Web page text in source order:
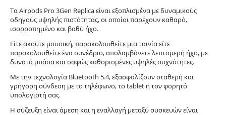
Τα Airpods Pro 3Gen Replica είναι εξοπλισμένα με δυναμικούς
οδηγούς υψηλής πιστότητας, οι οποίοι παρέχουν καθαρό,
ισορροπημένο και βαθύ ήχο.
Είτε ακούτε μουσική, παρακολουθείτε μια ταινία είτε
παρακολουθείτε ένα συνέδριο, απολαμβάνετε λεπτομερή ήχο, με
δυνατά μπάσα και σαφώς καθορισμένες υψηλές συχνότητες.
Με την τεχνολογία Bluetooth 5.4, εξασφαλίζουν σταθερή και
γρήγορη σύνδεση με το τηλέφωνο, το tablet ή τον φορητό
υπολογιστή σας.
Η σύζευξη είναι άμεση και η εναλλαγή μεταξύ συσκευών είναι